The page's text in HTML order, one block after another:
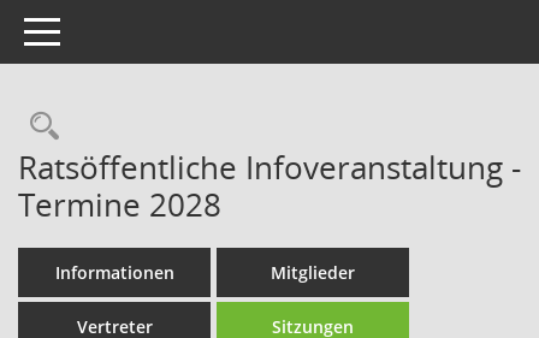
Toggle navigation
Rechercheauswahl
Ratsöffentliche Infoveranstaltung -
Termine 2028
Informationen Mitglieder
Vertreter Sitzungen